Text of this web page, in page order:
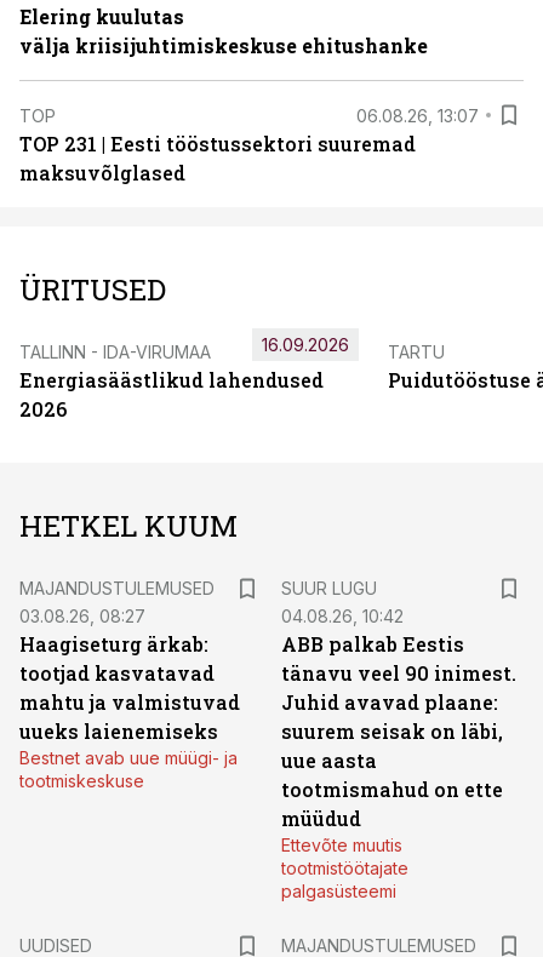
Elering kuulutas
välja kriisijuhtimiskeskuse ehitushanke
TOP 06.08.26, 13:07
TOP 231 | Eesti tööstussektori suuremad
maksuvõlglased
ÜRITUSED
TALLINN - IDA-VIRUMAA
Energiasäästlikud lahendused
2026
16.09.2026 TARTU
Puidutööstuse
HETKEL KUUM
MAJANDUSTULEMUSED
03.08.26, 08:27
Haagiseturg ärkab:
tootjad kasvatavad
mahtu ja valmistuvad
uueks laienemiseks
Bestnet avab uue müügi- ja
tootmiskeskuse
SUUR LUGU
04.08.26, 10:42
ABB palkab Eestis
tänavu veel 90 inimest.
Juhid avavad plaane:
suurem seisak on läbi,
uue aasta
tootmismahud on ette
müüdud
Ettevõte muutis
tootmistöötajate
palgasüsteemi
UUDISED
MAJANDUSTULEMUSED